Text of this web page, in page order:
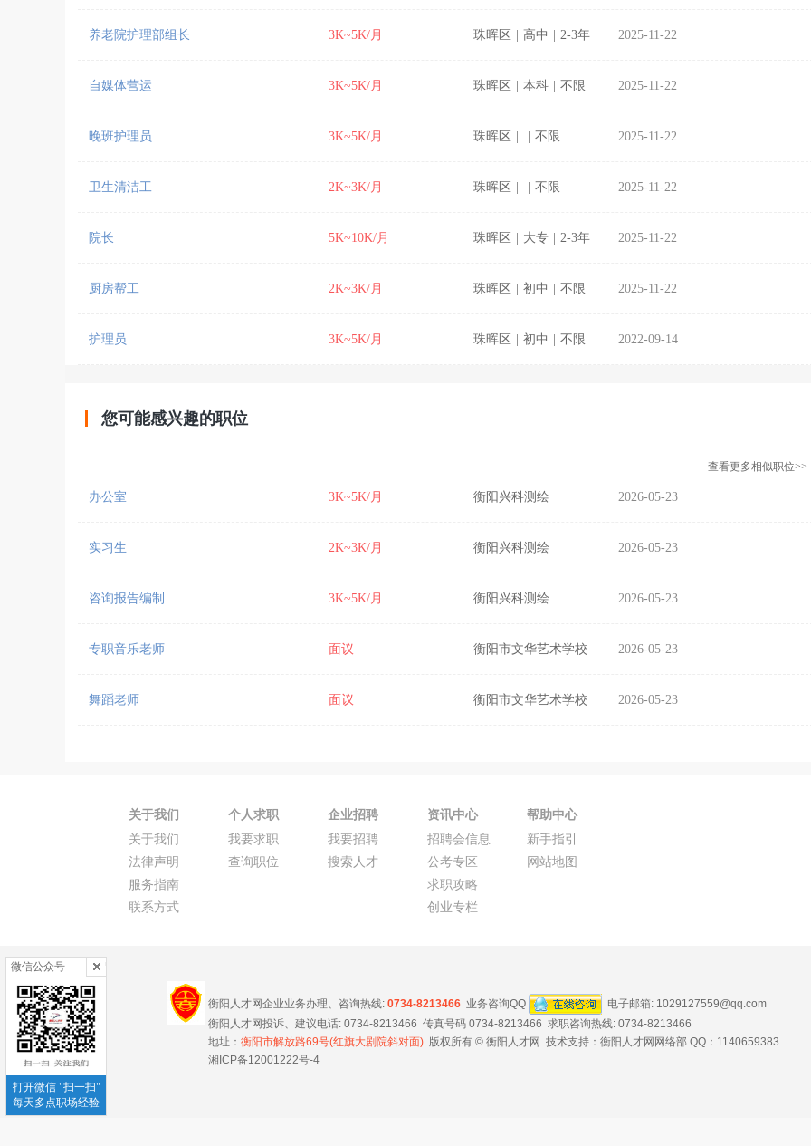
养老院护理部组长 3K~5K/月 珠晖区 高中 2-3年 2025-11-22
自媒体营运 3K~5K/月 珠晖区 本科 不限 2025-11-22
晚班护理员 3K~5K/月 珠晖区 不限 2025-11-22
卫生清洁工 2K~3K/月 珠晖区 不限 2025-11-22
院长 5K~10K/月 珠晖区 大专 2-3年 2025-11-22
厨房帮工 2K~3K/月 珠晖区 初中 不限 2025-11-22
护理员 3K~5K/月 珠晖区 初中 不限 2022-09-14
您可能感兴趣的职位
查看更多相似职位>>
办公室 3K~5K/月 衡阳兴科测绘 2026-05-23
实习生 2K~3K/月 衡阳兴科测绘 2026-05-23
咨询报告编制 3K~5K/月 衡阳兴科测绘 2026-05-23
专职音乐老师 面议 衡阳市文华艺术学校 2026-05-23
舞蹈老师 面议 衡阳市文华艺术学校 2026-05-23
关于我们
关于我们
法律声明
服务指南
联系方式
个人求职
我要求职
查询职位
企业招聘
我要招聘
搜索人才
资讯中心
招聘会信息
公考专区
求职攻略
创业专栏
帮助中心
新手指引
网站地图
衡阳人才网企业业务办理、咨询热线: 0734-8213466 业务咨询QQ 电子邮箱: 1029127559@qq.com
衡阳人才网投诉、建议电话: 0734-8213466 传真号码 0734-8213466 求职咨询热线: 0734-8213466
地址： 衡阳市解放路69号(红旗大剧院斜对面) 版权所有 © 衡阳人才网 技术支持：衡阳人才网网络部 QQ：1140659383
湘ICP备12001222号-4
微信公众号
打开微信 "扫一扫"
每天多点职场经验